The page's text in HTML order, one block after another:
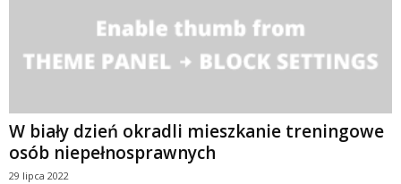
W biały dzień okradli mieszkanie treningowe
osób niepełnosprawnych
29 lipca 2022